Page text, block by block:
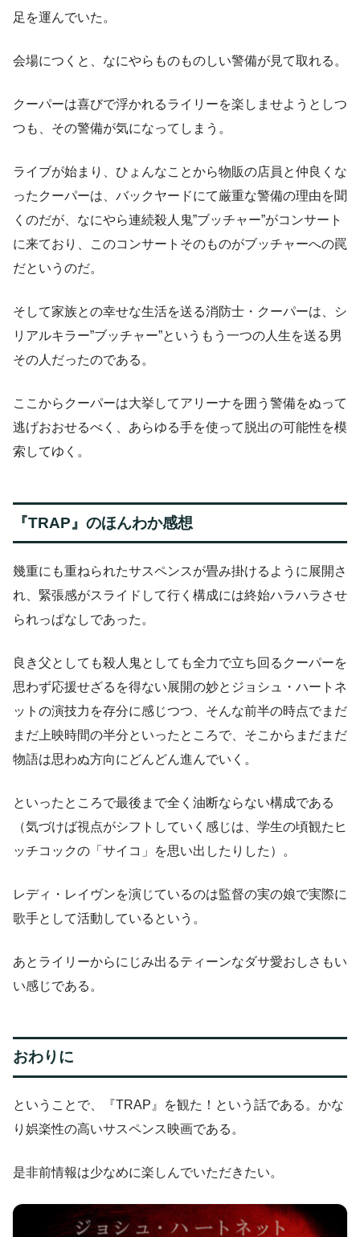
足を運んでいた。
会場につくと、なにやらものものしい警備が見て取れる。
クーパーは喜びで浮かれるライリーを楽しませようとしつ
つも、その警備が気になってしまう。
ライブが始まり、ひょんなことから物販の店員と仲良くな
ったクーパーは、バックヤードにて厳重な警備の理由を聞
くのだが、なにやら連続殺人鬼”ブッチャー”がコンサート
に来ており、このコンサートそのものがブッチャーへの罠
だというのだ。
そして家族との幸せな生活を送る消防士・クーパーは、シ
リアルキラー”ブッチャー”というもう一つの人生を送る男
その人だったのである。
ここからクーパーは大挙してアリーナを囲う警備をぬって
逃げおおせるべく、あらゆる手を使って脱出の可能性を模
索してゆく。
『TRAP』のほんわか感想
幾重にも重ねられたサスペンスが畳み掛けるように展開さ
れ、緊張感がスライドして行く構成には終始ハラハラさせ
られっぱなしであった。
良き父としても殺人鬼としても全力で立ち回るクーパーを
思わず応援せざるを得ない展開の妙とジョシュ・ハートネ
ットの演技力を存分に感じつつ、そんな前半の時点でまだ
まだ上映時間の半分といったところで、そこからまだまだ
物語は思わぬ方向にどんどん進んでいく。
といったところで最後まで全く油断ならない構成である
（気づけば視点がシフトしていく感じは、学生の頃観たヒ
ッチコックの「サイコ」を思い出したりした）。
レディ・レイヴンを演じているのは監督の実の娘で実際に
歌手として活動しているという。
あとライリーからにじみ出るティーンなダサ愛おしさもい
い感じである。
おわりに
ということで、『TRAP』を観た！という話である。かな
り娯楽性の高いサスペンス映画である。
是非前情報は少なめに楽しんでいただきたい。